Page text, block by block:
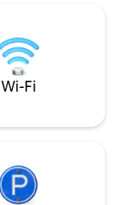
escritório com
máquina de lavar
estacionamento
Wi-Fi